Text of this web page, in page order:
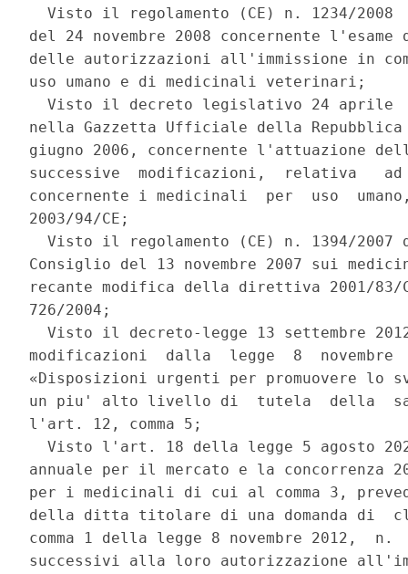
Visto il regolamento (CE) n. 1234/2008
del 24 novembre 2008 concernente
delle autorizzazioni all'immissione in
uso umano e di medicinali veterinari;
Visto il decreto legislativo 24 aprile
nella Gazzetta Ufficiale della
giugno 2006, concernente l'attuazione
successive  modificazioni,  relativa
concernente i medicinali  per  uso
2003/94/CE;
Visto il regolamento (CE) n. 1394/2007
Consiglio del 13 novembre 2007 sui
recante modifica della direttiva 2001/83/
726/2004;
Visto il decreto-legge 13 settembre
modificazioni  dalla  legge  8
«Disposizioni urgenti per promuovere lo
un piu' alto livello di  tutela  della
l'art. 12, comma 5;
Visto l'art. 18 della legge 5 agosto
annuale per il mercato e la concorrenza
per i medicinali di cui al comma 3,
della ditta titolare di una domanda di
comma 1 della legge 8 novembre 2012,
successivi alla loro autorizzazione